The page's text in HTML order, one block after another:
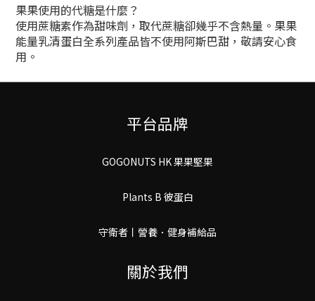
果果使用的代糖是什麼？
使用蔗糖素作為甜味劑，取代蔗糖卻幾乎不含熱量。果果
能量乳清蛋白全系列產品皆不使用阿斯巴甜，敬請安心食
用。
平台品牌
GOGONUTS HK 果果堅果
Plants B 彼蛋白
守衛者丨謍養．健身補給品
關於我們